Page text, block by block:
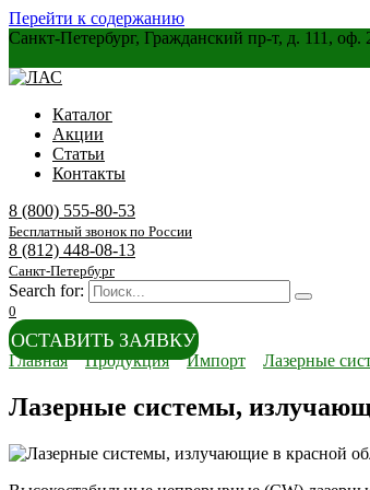
Перейти к содержанию
Санкт-Петербург, Гражданский пр-т, д. 111, оф.
Каталог
Акции
Статьи
Контакты
8 (800) 555-80-53
Бесплатный звонок по России
8 (812) 448-08-13
Санкт-Петербург
Search for:
0
ОСТАВИТЬ ЗАЯВКУ
Главная Продукция Импорт Лазерные
Лазерные системы,